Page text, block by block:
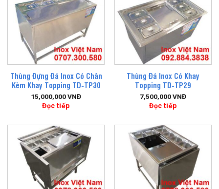
Thùng Đựng Đá Inox Có Chân
Kèm Khay Topping TD-TP30
15,000,000VNĐ
Đọc tiếp
Thùng Đá Inox Có Khay
Topping TD-TP29
7,500,000VNĐ
Đọc tiếp